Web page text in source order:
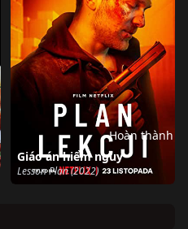
Giáo án hiểm nguy
Lesson Plan (2022)
Hoàn thành